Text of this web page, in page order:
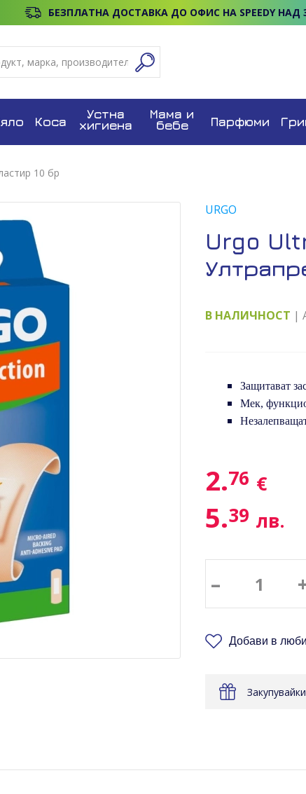
БЕЗПЛАТНА ДОСТАВКА ДО ОФИС НА SPEEDY НАД
Коса
Устна
хигиена
Мама и
бебе Парфюми
10 бр
URGO
Urgo
В НАЛИЧНОСТ |
Защитават
Мек,
2.76 €
5.39 лв.
–
Добави в